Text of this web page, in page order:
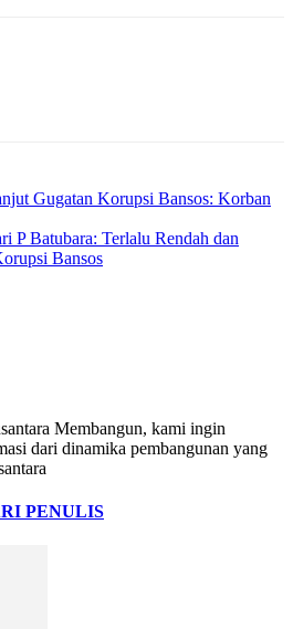
Gugatan Korupsi Bansos: Korban
P Batubara: Terlalu Rendah dan
Bansos
Membangun, kami ingin
dari dinamika pembangunan yang
PENULIS